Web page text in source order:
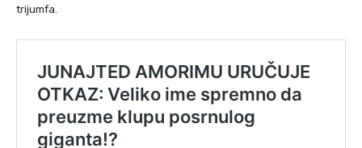
trijumfa.